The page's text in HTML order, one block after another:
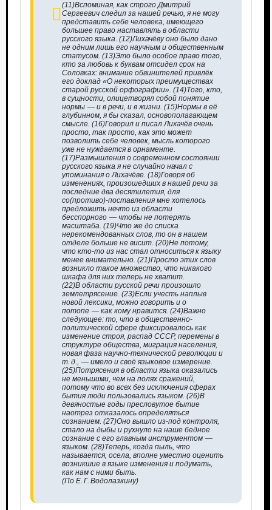
(11)Вспоминая, как строго Дмитрий
Сергеевич следил за нашей речью, я не могу
представить себе человека, имеющего
большее право наставлять в области
русского языка. (12)Лихачёву оно было дано
не одним лишь его научным и общественным
статусом. (13)Это было особое право того,
кто за любовь к буквам отсидел срок на
Соловках: внимание обвинителей привлёк
его доклад «О некоторых преимуществах
старой русской орфографии». (14)Того, кто,
в сущности, олицетворял собой понятие
нормы — и в речи, и в жизни. (15)Нормы в её
глубинном, я бы сказал, основополагающем
смысле. (16)Говорил и писал Лихачёв очень
просто, так просто, как это может
позволить себе человек, мысль которого
уже не нуждается в орнаменте.
(17)Размышления о современном состоянии
русского языка я не случайно начал с
упоминания о Лихачёве. (18)Говоря об
изменениях, произошедших в нашей речи за
последние два десятилетия, для
со(противо)-поставления мне хотелось
предложить нечто из области
бесспорного — чтобы не потерять
масштаба. (19)Что же до списка
нерекомендованных слов, то он в нашем
отделе больше не висит. (20)Не потому,
что кто-то из нас стал относиться к языку
менее внимательно. (21)Просто этих слов
возникло такое множество, что никакого
шкафа для них теперь не хватит.
(22)В области русской речи произошло
землетрясение. (23)Если учесть наплыв
новой лексики, можно говорить и о
потопе — как кому нравится. (24)Важно
следующее: то, что в общественно-
политической сфере фиксировалось как
изменение строя, распад СССР, перемены в
структуре общества, миграция населения,
новая фаза научно-технической революции и
т. д., — имело и своё языковое измерение.
(25)Потрясения в области языка оказались
не меньшими, чем на полях сражений,
потому что во всех без исключения сферах
бытия люди пользовались языком. (26)В
девяностые годы пресловутое бытие
наотрез отказалось определяться
сознанием. (27)Оно вышло из-под контроля,
стало на дыбы и рухнуло на наше бедное
сознание с его главным инструментом —
языком. (28)Теперь, когда пыль, что
называется, осела, вполне уместно оценить
возникшие в языке изменения и подумать,
как нам с ними быть.
(По Е. Г. Водолазкину)